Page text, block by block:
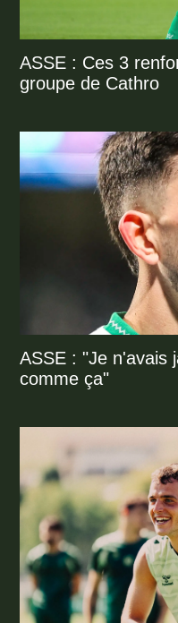
ASSE : Ces 3
groupe de Cathro
ASSE : "Je n'avais
comme ça"